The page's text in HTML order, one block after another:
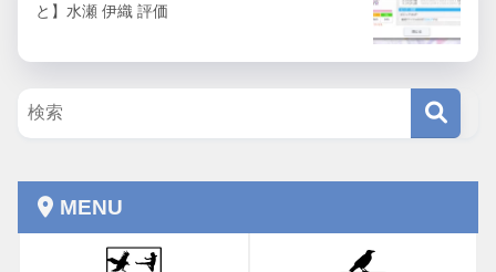
と】水瀬 伊織 評価
MENU